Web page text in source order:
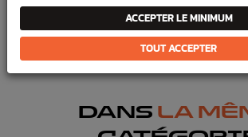
FICHE TECHNIQUE
Transmission
Moyeux & Roulements
DANS LA
ACCEPTER LE MINIMUM
TOUT ACCEPTER